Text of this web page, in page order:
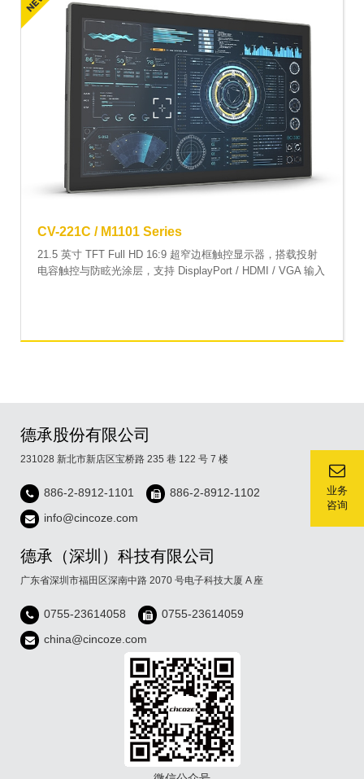
业务
咨询
CV-221C / M1101 Series
21.5 英寸 TFT Full HD 16:9 超窄边框触控显示器，搭载投射
电容触控与防眩光涂层，支持 DisplayPort / HDMI / VGA 输入
德承股份有限公司
231028 新北市新店区宝桥路 235 巷 122 号 7 楼
886-2-8912-1101
886-2-8912-1102
info@cincoze.com
德承（深圳）科技有限公司
广东省深圳市福田区深南中路 2070 号电子科技大厦 A 座
0755-23614058
0755-23614059
china@cincoze.com